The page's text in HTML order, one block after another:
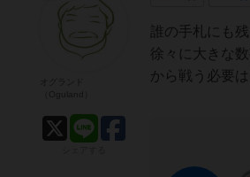
誰の手札にも
徐々に大きな
から戦う必要は